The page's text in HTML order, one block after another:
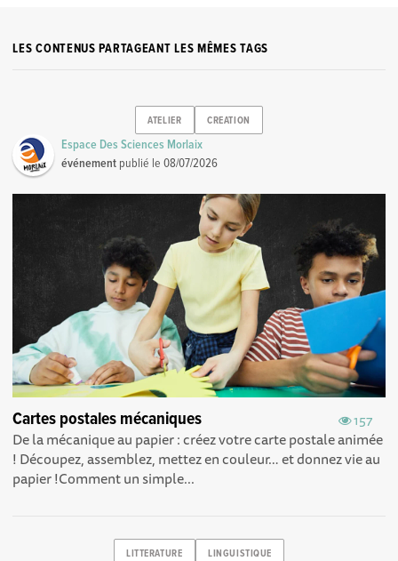
LES CONTENUS PARTAGEANT LES MÊMES TAGS
ATELIER CREATION
Espace Des Sciences Morlaix
événement publié le08/07/2026
157
Cartes postales mécaniques
De la mécanique au papier : créez votre carte postale animée
! Découpez, assemblez, mettez en couleur… et donnez vie au
papier !Comment un simple...
LITTERATURE LINGUISTIQUE